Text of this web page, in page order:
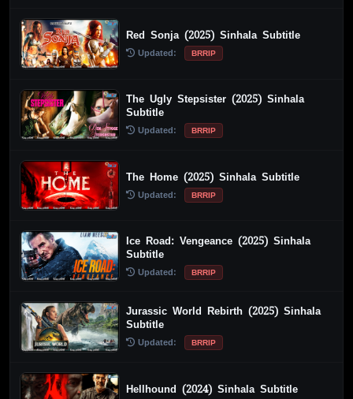
Red Sonja (2025) Sinhala Subtitle
Updated: BRRIP
The Ugly Stepsister (2025) Sinhala
Subtitle
Updated: BRRIP
The Home (2025) Sinhala Subtitle
Updated: BRRIP
Ice Road: Vengeance (2025) Sinhala
Subtitle
Updated: BRRIP
Jurassic World Rebirth (2025) Sinhala
Subtitle
Updated: BRRIP
Hellhound (2024) Sinhala Subtitle